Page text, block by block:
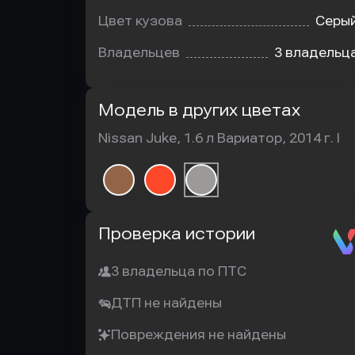
Цвет кузова
Владельцев 3
Модель в других цветах
Nissan Juke, 1.6 л Вариатор, 2014 г. I
Проверка истории
3 владельца по ПТС
ДТП не найдены
Повреждения не найдены